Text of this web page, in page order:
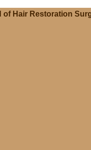
of Hair Restoration